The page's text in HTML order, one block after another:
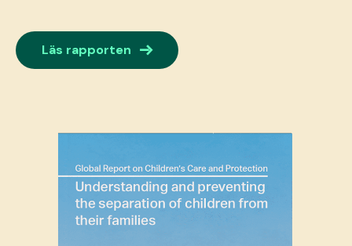
Läs rapporten →